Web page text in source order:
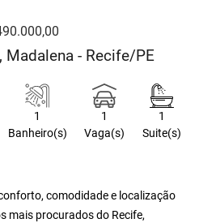
Madalena - Recife/PE
1
Banheiro(s)
1
Vaga(s)
1
Suite(s)
comodidade e localização
mais procurados do Recife,